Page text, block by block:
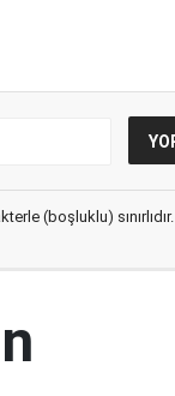
(boşluklu) sınırlıdır.